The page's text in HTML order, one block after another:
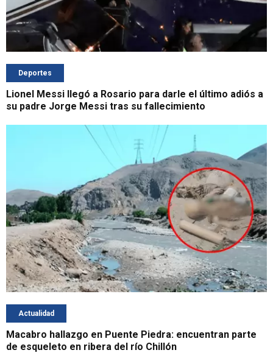
Deportes
Lionel Messi llegó a Rosario para darle el último adiós a
su padre Jorge Messi tras su fallecimiento
Actualidad
Macabro hallazgo en Puente Piedra: encuentran parte
de esqueleto en ribera del río Chillón